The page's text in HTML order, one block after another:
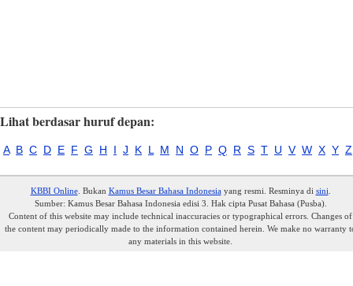
Lihat berdasar huruf depan:
A B C D E F G H I J K L M N O P Q R S T U V W X Y Z
KBBI Online. Bukan Kamus Besar Bahasa Indonesiayang resmi. Resminya di sini
Sumber: Kamus Besar Bahasa Indonesia edisi 3. Hak cipta Pusat Bahasa (Pusba).
Content of this website may include technical inaccuracies or typographical errors. Changes of
the content may periodically made to the information contained herein. We make no warranty
any materials in this website.